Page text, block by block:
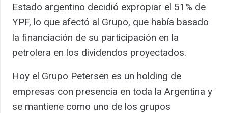
Estado argentino decidió expropiar el 51% de
YPF, lo que afectó al Grupo, que había basado
la financiación de su participación en la
petrolera en los dividendos proyectados.
Hoy el Grupo Petersen es un holding de
empresas con presencia en toda la Argentina y
se mantiene como uno de los grupos